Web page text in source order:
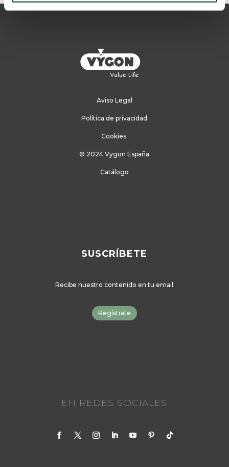
Aviso Legal
Política de privacidad
Cookies
© 2024 Vygon España
Catálogo
SUSCRÍBETE
Recibe nuestro contenido en tu email
Regístrate
EN REDES SOCIALES